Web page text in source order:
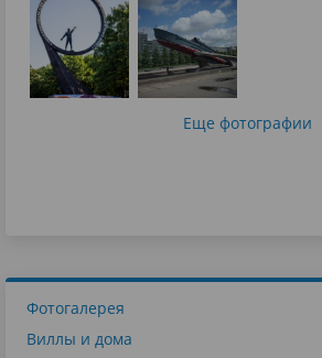
Еще фотографии
Фотогалерея
Виллы и дома